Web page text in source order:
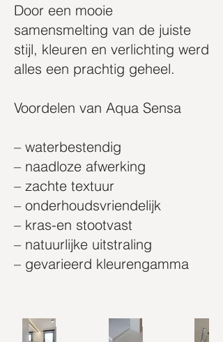
Door een mooie
samensmelting van de juiste
stijl, kleuren en verlichting werd
alles een prachtig geheel.
Voordelen van Aqua Sensa
– waterbestendig
– naadloze afwerking
– zachte textuur
– onderhoudsvriendelijk
– kras-en stootvast
– natuurlijke uitstraling
– gevarieerd kleurengamma